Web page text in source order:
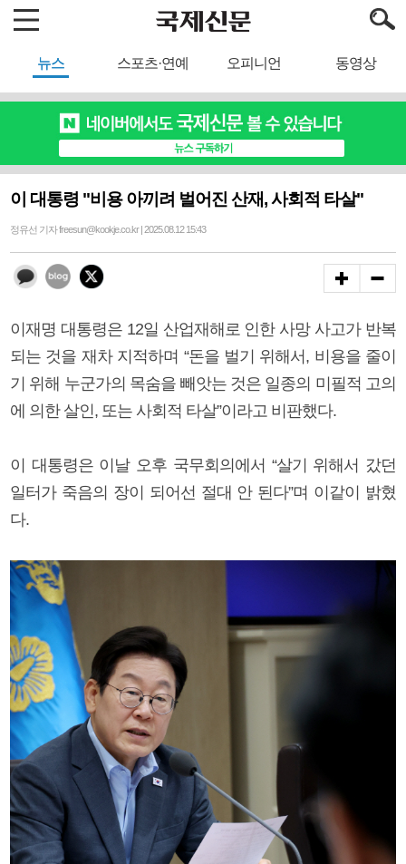
뉴스 스포츠·연예 오피니언 동영상
이 대통령 "비용 아끼려 벌어진 산재, 사회적 타살"
정유선 기자 freesun@kookje.co.kr | 2025.08.12 15:43
이재명 대통령은 12일 산업재해로 인한 사망 사고가 반복
되는 것을 재차 지적하며 “돈을 벌기 위해서, 비용을 줄이
기 위해 누군가의 목숨을 빼앗는 것은 일종의 미필적 고의
에 의한 살인, 또는 사회적 타살”이라고 비판했다.
이 대통령은 이날 오후 국무회의에서 “살기 위해서 갔던
일터가 죽음의 장이 되어선 절대 안 된다”며 이같이 밝혔
다.